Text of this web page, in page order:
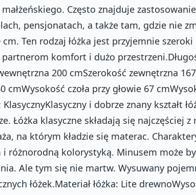
Często znajduje
pensjonatach, a także tam, gdzie nie
Ten rodzaj łóżka jest przyjemnie
komfort i dużo
200 cmSzerokość zewnętrzna 167
cmWysokość czoła przy głowie 67
i dobrze znany kształt
Łóżka klasyczne składają się najczęściej z
na którym kładzie się materac.
różnorodną kolorystyką. Minusem może
Ale tym się nie martw. Wysuwany
łóżek.Materiał łóżka: Lite